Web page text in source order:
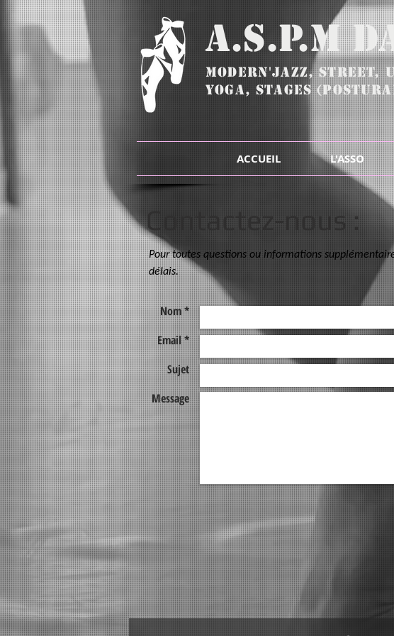
A.S.P.M
Modern'Jazz,Street,
YOGA, STAGES
ACCUEIL L'ASSO
Contactez-nous :
Pour toutes questions ou informations
délais.
Nom *
Email *
Sujet
Message